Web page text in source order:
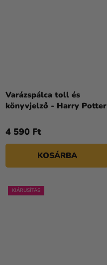
Varázspálca toll és
könyvjelző - Harry Potter
4 590 Ft
KOSÁRBA
KIÁRUSÍTÁS